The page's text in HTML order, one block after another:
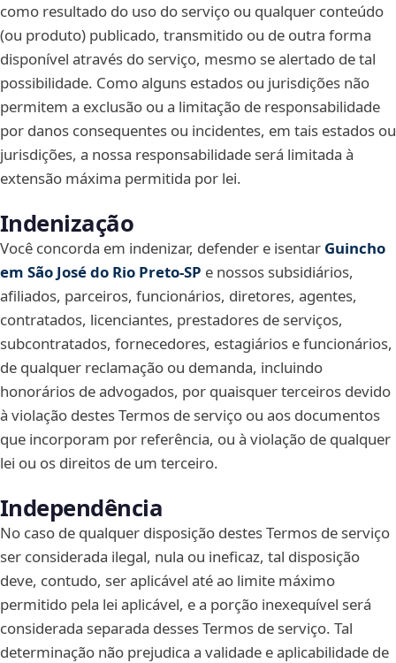
como resultado do uso do serviço ou qualquer conteúdo
(ou produto) publicado, transmitido ou de outra forma
disponível através do serviço, mesmo se alertado de tal
possibilidade. Como alguns estados ou jurisdições não
permitem a exclusão ou a limitação de responsabilidade
por danos consequentes ou incidentes, em tais estados ou
jurisdições, a nossa responsabilidade será limitada à
extensão máxima permitida por lei.
Indenização
Você concorda em indenizar, defender e isentar Guincho
em São José do Rio Preto‑SP e nossos subsidiários,
afiliados, parceiros, funcionários, diretores, agentes,
contratados, licenciantes, prestadores de serviços,
subcontratados, fornecedores, estagiários e funcionários,
de qualquer reclamação ou demanda, incluindo
honorários de advogados, por quaisquer terceiros devido
à violação destes Termos de serviço ou aos documentos
que incorporam por referência, ou à violação de qualquer
lei ou os direitos de um terceiro.
Independência
No caso de qualquer disposição destes Termos de serviço
ser considerada ilegal, nula ou ineficaz, tal disposição
deve, contudo, ser aplicável até ao limite máximo
permitido pela lei aplicável, e a porção inexequível será
considerada separada desses Termos de serviço. Tal
determinação não prejudica a validade e aplicabilidade de